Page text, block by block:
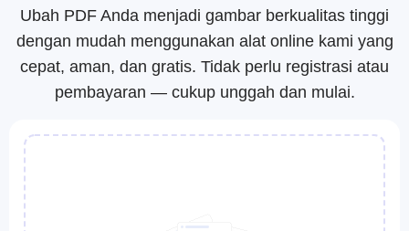
Ubah PDF Anda menjadi gambar berkualitas tinggi
dengan mudah menggunakan alat online kami yang
cepat, aman, dan gratis. Tidak perlu registrasi atau
pembayaran — cukup unggah dan mulai.